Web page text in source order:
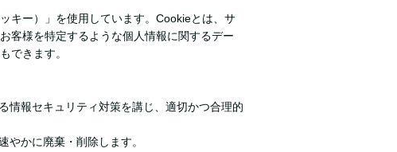
キー）」を使用しています。Cookieとは、サ
客様を特定するような個人情報に関するデー
できます。
情報セキュリティ対策を講じ、適切かつ合理的
かに廃棄・削除します。